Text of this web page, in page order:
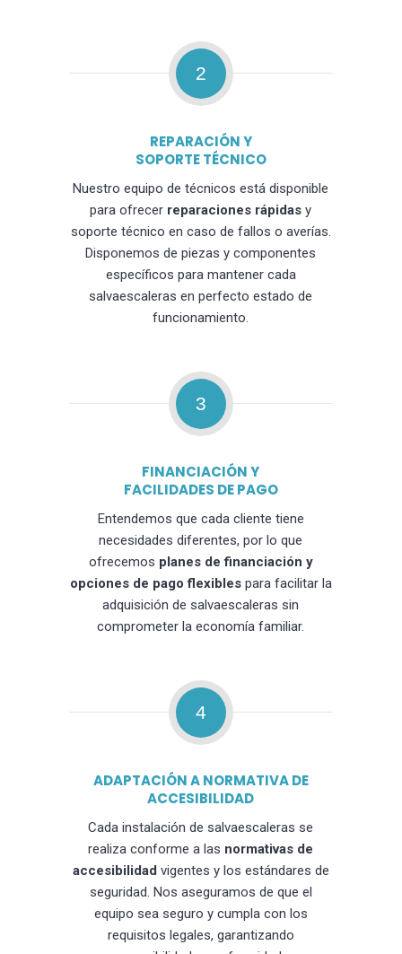
2
REPARACIÓN Y
SOPORTE TÉCNICO
Nuestro equipo de técnicos está disponible
para ofrecer reparaciones rápidas y
soporte técnico en caso de fallos o averías.
Disponemos de piezas y componentes
específicos para mantener cada
salvaescaleras en perfecto estado de
funcionamiento.
3
FINANCIACIÓN Y
FACILIDADES DE PAGO
Entendemos que cada cliente tiene
necesidades diferentes, por lo que
ofrecemos planes de financiación y
opciones de pago flexiblespara facilitar la
adquisición de salvaescaleras sin
comprometer la economía familiar.
4
ADAPTACIÓN A NORMATIVA DE
ACCESIBILIDAD
Cada instalación de salvaescaleras se
realiza conforme a las normativas de
accesibilidad vigentes y los estándares de
seguridad. Nos aseguramos de que el
equipo sea seguro y cumpla con los
requisitos legales, garantizando